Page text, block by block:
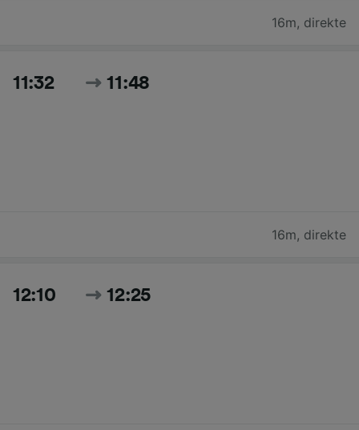
16m, direkte
11:32 11:48
16m, direkte
12:10 12:25